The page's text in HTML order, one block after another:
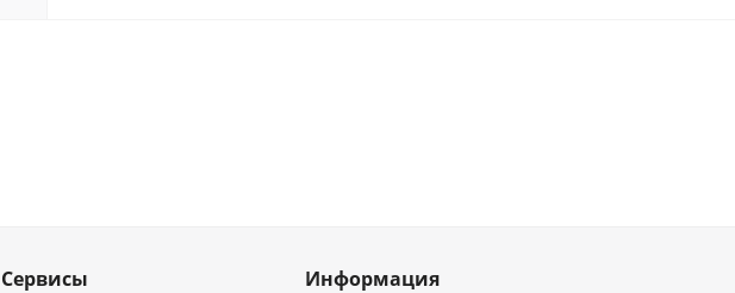
Сервисы Информация